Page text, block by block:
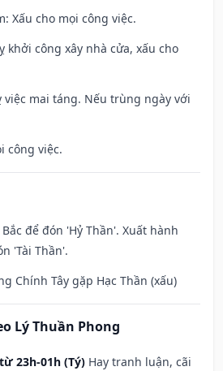
Xấu cho mọi công việc.
khởi công xây nhà cửa, xấu cho
việc mai táng. Nếu trùng ngày với
công việc.
để đón 'Hỷ Thần'. Xuất hành
'Tài Thần'.
Chính Tây gặp Hạc Thần (xấu)
Lý Thuần Phong
23h-01h (Tý) Hay tranh luận, cãi